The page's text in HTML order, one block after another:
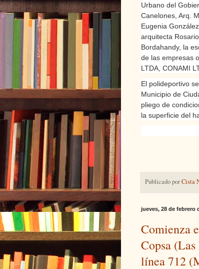
Urbano del
Canelones, Arq.
Eugenia
arquitecta Rosario
Bordahandy, la
de las empresas
LTDA, CONAMI
El polideportivo
Municipio de
pliego de
la superficie del
Publicado porCista
jueves, 28 de febrero
Comienza
Copsa
línea 712